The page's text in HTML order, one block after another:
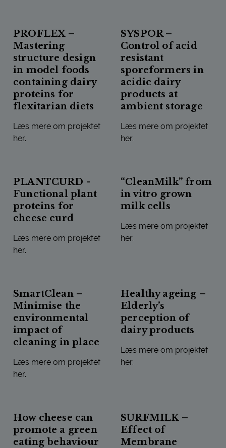
PROFLEX –
Mastering
structure design
in model foods
containing dairy
proteins for
flexitarian diets
Læs mere om projektet
her.
SYSPOR –
Control of acid
resistant
sporeformers in
acidic dairy
products at
ambient storage
Læs mere om projektet
her.
PLANTCURD -
Functional plant
proteins for
cheese curd
Læs mere om projektet
her.
“CleanMilk” from
in vitro grown
milk cells
Læs mere om projektet
her.
SmartClean –
Minimise the
environmental
impact of
cleaning in place
Læs mere om projektet
her.
Healthy ageing –
Elderly’s
perception of
dairy products
Læs mere om projektet
her.
How cheese can
promote a green
eating behaviour
SURFMILK –
Effect of
Membrane